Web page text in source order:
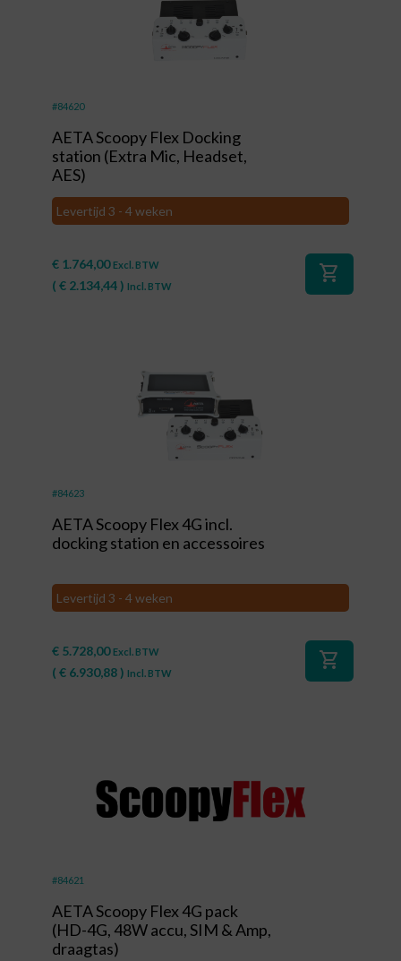
#84620
AETA Scoopy Flex Docking
station (Extra Mic, Headset,
AES)
Levertijd 3 - 4 weken
€ 1.764,00 Excl. BTW
( € 2.134,44) Incl. BTW
shopping_cart
#84623
AETA Scoopy Flex 4G incl.
docking station en accessoires
Levertijd 3 - 4 weken
€ 5.728,00 Excl. BTW
( € 6.930,88) Incl. BTW
shopping_cart
#84621
AETA Scoopy Flex 4G pack
(HD-4G, 48W accu, SIM & Amp,
draagtas)